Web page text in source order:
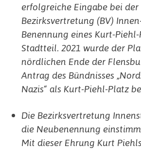
erfolgreiche Eingabe bei der
Bezirksvertretung (BV)
Benennung eines Kurt-
Stadtteil. 2021 wurde der
nördlichen Ende der
Antrag des Bündnisses
Nazis“ als Kurt-Piehl-Platz
Die Bezirksvertretung
die Neubenennung
Mit dieser Ehrung Kurt